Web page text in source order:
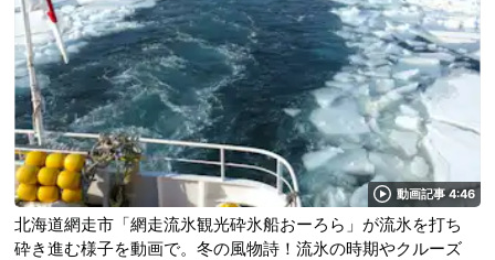
動画記事 4:46
北海道網走市「網走流氷観光砕氷船おーろら」が流氷を打ち
砕き進む様子を動画で。冬の風物詩！流氷の時期やクルーズ